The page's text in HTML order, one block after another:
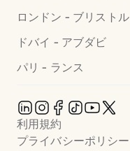
ロンドン - ブリストル
ドバイ - アブダビ
パリ - ランス
利用規約
プライバシーポリシー